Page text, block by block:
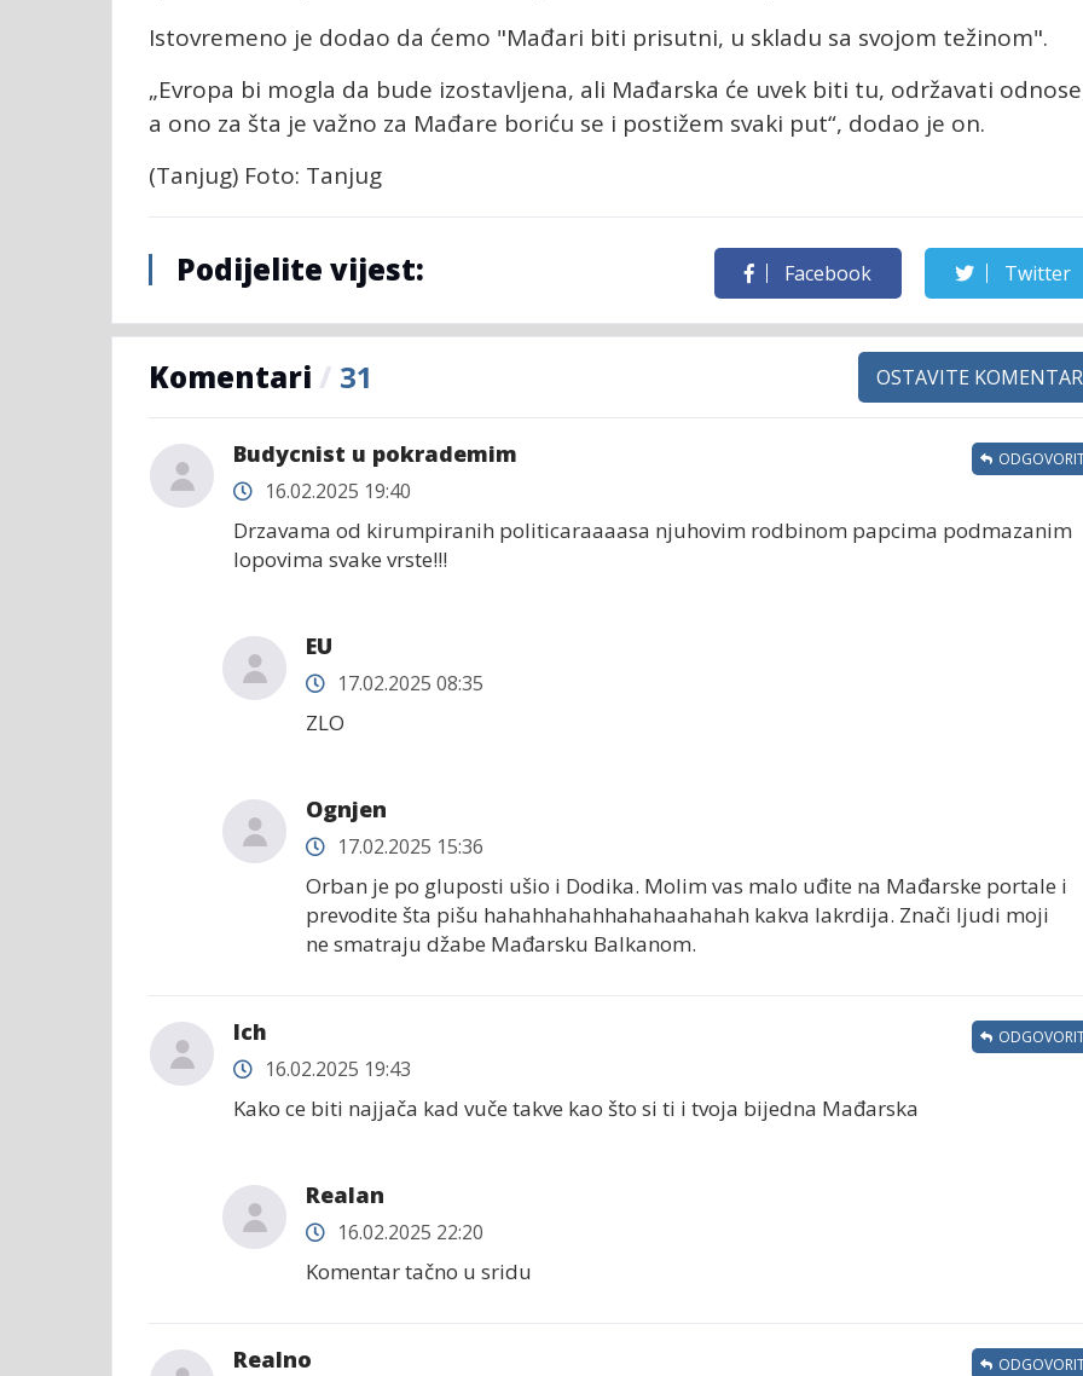
Istovremeno je dodao da ćemo "Mađari biti prisutni, u skladu sa svojom težinom".
„Evropa bi mogla da bude izostavljena, ali Mađarska će uvek biti tu, održavati
a ono za šta je važno za Mađare boriću se i postižem svaki put“, dodao je on.
(Tanjug) Foto: Tanjug
Podijelite vijest: Facebook Twitter
Komentari / 31 OSTAVITE KOMENTAR
Budycnist u pokrademim
16.02.2025 19:40
Drzavama od kirumpiranih politicaraaaasa njuhovim rodbinom papcima podmazanim
lopovima svake vrste!!!
EU
17.02.2025 08:35
ZLO
Ognjen
17.02.2025 15:36
Orban je po gluposti ušio i Dodika. Molim vas malo uđite na Mađarske portale i
prevodite šta pišu hahahhahahhahahaahahah kakva lakrdija. Znači ljudi moji
ne smatraju džabe Mađarsku Balkanom.
Ich
16.02.2025 19:43
Kako ce biti najjača kad vuče takve kao što si ti i tvoja bijedna Mađarska
Realan
16.02.2025 22:20
Komentar tačno u sridu
Realno